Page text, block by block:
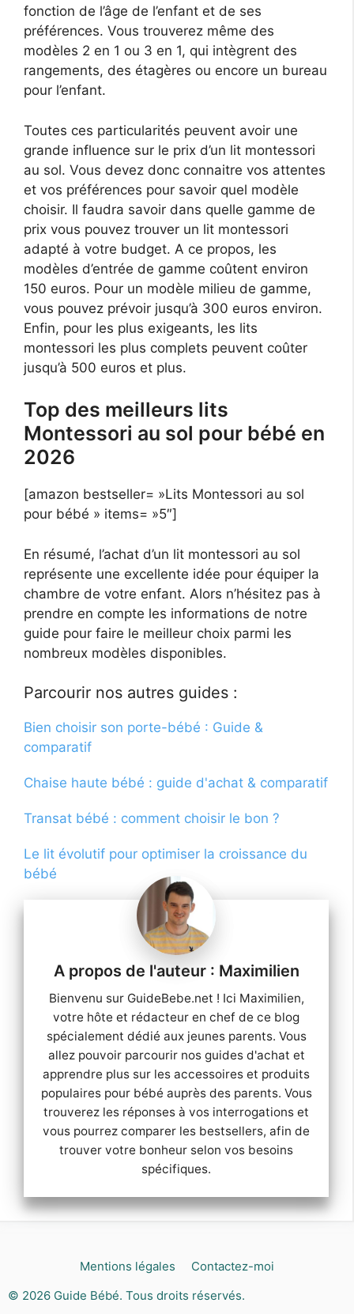
fonction de l’âge de l’enfant et de ses
préférences. Vous trouverez même des
modèles 2 en 1 ou 3 en 1, qui intègrent des
rangements, des étagères ou encore un bureau
pour l’enfant.
Toutes ces particularités peuvent avoir une
grande influence sur le prix d’un lit montessori
au sol. Vous devez donc connaitre vos attentes
et vos préférences pour savoir quel modèle
choisir. Il faudra savoir dans quelle gamme de
prix vous pouvez trouver un lit montessori
adapté à votre budget. A ce propos, les
modèles d’entrée de gamme coûtent environ
150 euros. Pour un modèle milieu de gamme,
vous pouvez prévoir jusqu’à 300 euros environ.
Enfin, pour les plus exigeants, les lits
montessori les plus complets peuvent coûter
jusqu’à 500 euros et plus.
Top des meilleurs lits
Montessori au sol pour bébé en
2026
[amazon bestseller= »Lits Montessori au sol
pour bébé » items= »5″]
En résumé, l’achat d’un lit montessori au sol
représente une excellente idée pour équiper la
chambre de votre enfant. Alors n’hésitez pas à
prendre en compte les informations de notre
guide pour faire le meilleur choix parmi les
nombreux modèles disponibles.
Parcourir nos autres guides :
Bien choisir son porte-bébé : Guide &
comparatif
Chaise haute bébé : guide d'achat & comparatif
Transat bébé : comment choisir le bon ?
Le lit évolutif pour optimiser la croissance du
bébé
Maximilien
Bienvenu sur GuideBebe.net ! Ici Maximilien,
votre hôte et rédacteur en chef de ce blog
spécialement dédié aux jeunes parents. Vous
allez pouvoir parcourir nos guides d'achat et
apprendre plus sur les accessoires et produits
populaires pour bébé auprès des parents. Vous
trouverez les réponses à vos interrogations et
vous pourrez comparer les bestsellers, afin de
trouver votre bonheur selon vos besoins
spécifiques.
Mentions légales
Contactez-moi
© 2026 Guide Bébé. Tous droits réservés.